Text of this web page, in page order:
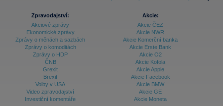
Zpravodajství:
Akciové zprávy
Ekonomické zprávy
Zprávy o měnách a sazbách
Zprávy o komoditách
Zprávy o HDP
ČNB
Grexit
Brexit
Volby v USA
Video zpravodajství
Investiční komentáře
Akcie:
Akcie ČEZ
Akcie NWR
Akcie Komerční banka
Akcie Erste Bank
Akcie O2
Akcie Kofola
Akcie Apple
Akcie Facebook
Akcie BMW
Akcie GE
Akcie Moneta